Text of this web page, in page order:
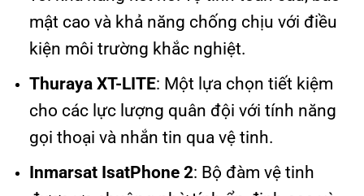
mật cao và khả năng chống chịu với điều
kiện môi trường khắc nghiệt.
Thuraya XT-LITE: Một lựa chọn tiết kiệm
cho các lực lượng quân đội với tính năng
gọi thoại và nhắn tin qua vệ tinh.
Inmarsat IsatPhone 2: Bộ đàm vệ tinh